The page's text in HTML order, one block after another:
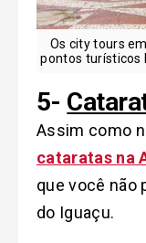
Os city tours
pontos turísticos
5-
Assim como
cataratas na
que você não
do Iguaçu.